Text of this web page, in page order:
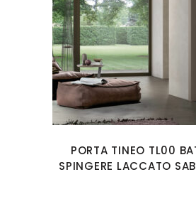
PORTA TINEO TL00
SPINGERE LACCATO